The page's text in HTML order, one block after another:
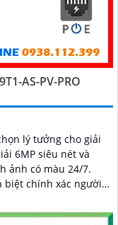
AS-PV-PRO
lý tưởng cho giải
6MP siêu nét và
ảnh có màu 24/7.
biệt chính xác người